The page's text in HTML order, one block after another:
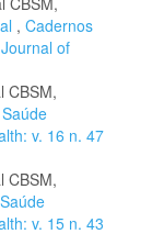
, Cadernos
of
CBSM,
v. 16 n. 47
CBSM,
v. 15 n. 43